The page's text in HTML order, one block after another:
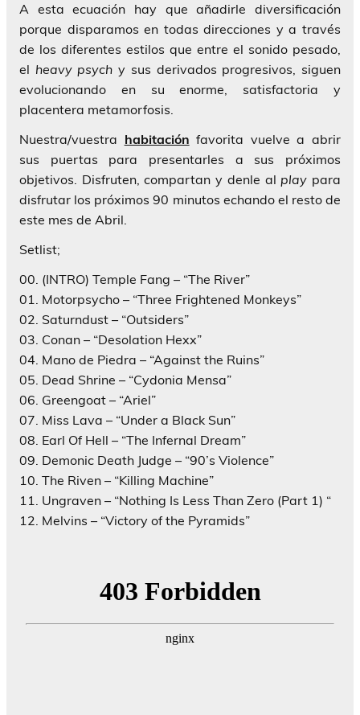
A esta ecuación hay que añadirle diversificación
porque disparamos en todas direcciones y a través
de los diferentes estilos que entre el sonido pesado,
el heavy psych y sus derivados progresivos, siguen
evolucionando en su enorme, satisfactoria y
placentera metamorfosis.
Nuestra/vuestra habitación favorita vuelve a abrir
sus puertas para presentarles a sus próximos
objetivos. Disfruten, compartan y denle al play para
disfrutar los próximos 90 minutos echando el resto de
este mes de Abril.
Setlist;
00. (INTRO) Temple Fang – “The River”
01. Motorpsycho – “Three Frightened Monkeys”
02. Saturndust – “Outsiders”
03. Conan – “Desolation Hexx”
04. Mano de Piedra – “Against the Ruins”
05. Dead Shrine – “Cydonia Mensa”
06. Greengoat – “Ariel”
07. Miss Lava – “Under a Black Sun”
08. Earl Of Hell – “The Infernal Dream”
09. Demonic Death Judge – “90’s Violence”
10. The Riven – “Killing Machine”
11. Ungraven – “Nothing Is Less Than Zero (Part 1) “
12. Melvins – “Victory of the Pyramids”